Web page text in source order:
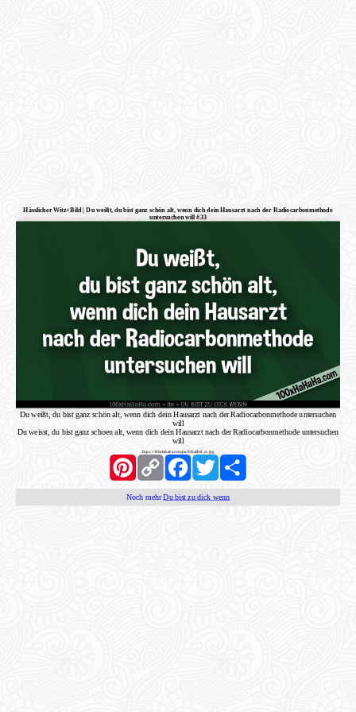
Hässlicher Witz+Bild | Du weißt, du bist ganz schön alt, wenn dich dein Hausarzt nach der Radiocarbonmethode
untersuchen will #33
Du weißt, du bist ganz schön alt, wenn dich dein Hausarzt nach der Radiocarbonmethode untersuchen
will
Du weisst, du bist ganz schoen alt, wenn dich dein Hausarzt nach der Radiocarbonmethode untersuchen
will
https://100xhahaha.com/pic!bf3adb6f_st.jpg
PinterestCopy
Link
FacebookTwitter Share
Noch mehrDu bist zu dick wenn